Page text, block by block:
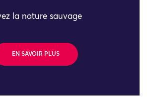
la nature sauvage
EN SAVOIR PLUS